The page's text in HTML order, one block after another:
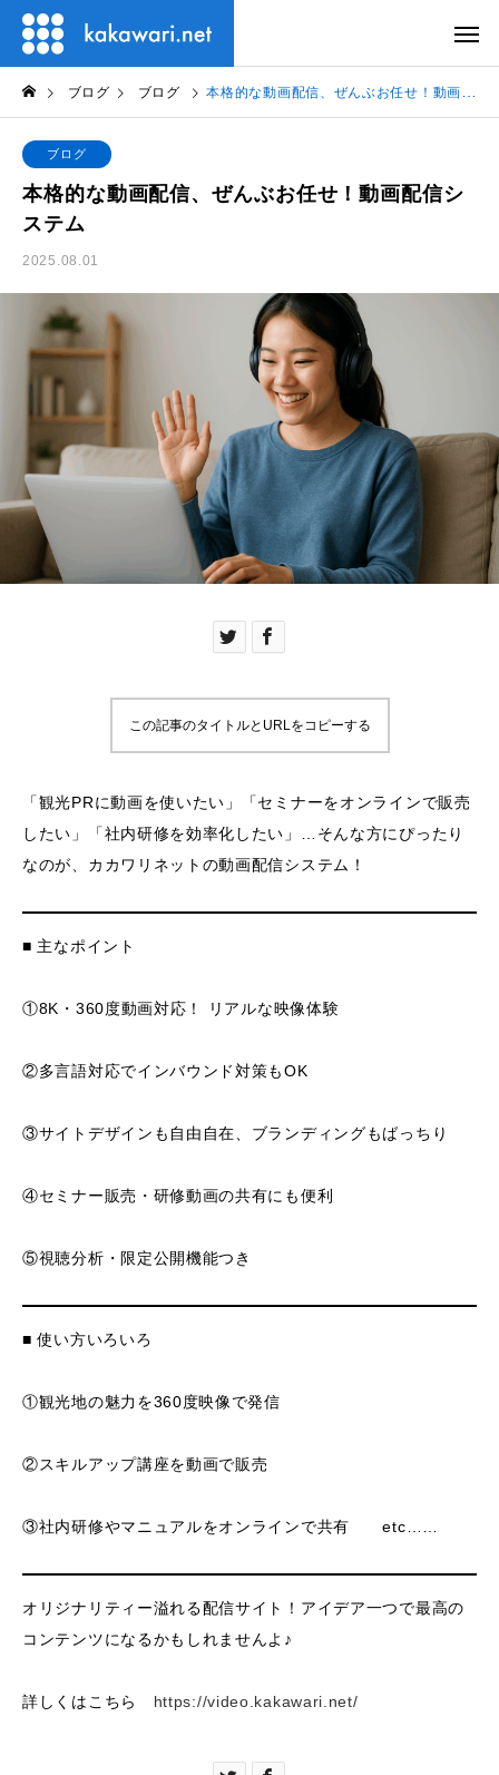
ブログ ブログ 本格的な動画配信、ぜんぶお任せ！動画配信システム
ブログ
本格的な動画配信、ぜんぶお任せ！動画配信シ
ステム
2025.08.01
この記事のタイトルとURLをコピーする
「観光PRに動画を使いたい」「セミナーをオンラインで販売
したい」「社内研修を効率化したい」…そんな方にぴったり
なのが、カカワリネットの動画配信システム！
■ 主なポイント
①8K・360度動画対応！ リアルな映像体験
②多言語対応でインバウンド対策もOK
③サイトデザインも自由自在、ブランディングもばっちり
④セミナー販売・研修動画の共有にも便利
⑤視聴分析・限定公開機能つき
■ 使い方いろいろ
①観光地の魅力を360度映像で発信
②スキルアップ講座を動画で販売
③社内研修やマニュアルをオンラインで共有 etc……
オリジナリティー溢れる配信サイト！アイデア一つで最高の
コンテンツになるかもしれませんよ♪
詳しくはこちら https://video.kakawari.net/